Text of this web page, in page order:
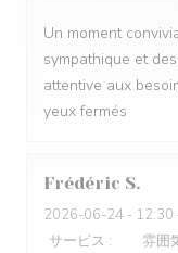
Un moment
sympathique et
attentive aux
yeux fermés
Frédéric S
2026-06-24 - 12:30
サービス : 雰囲